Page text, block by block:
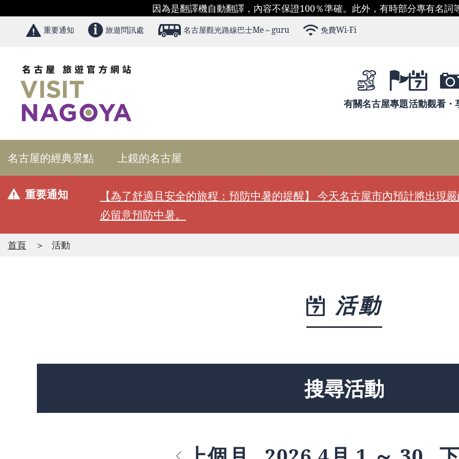
因為是翻譯機自動翻譯，內容不保證100％準確。此外，有時部分專有名詞
重要通知 旅遊問訊處 名古屋觀光路線巴士Me～guru 免費Wi-Fi
有關名古屋專題活動觀看・
名古屋的經典景點 上鏡的名古屋
重要通知
【為了舒適且安全的旅程：預防中暑的提醒】 今天名古屋市內預計將出現
必留意預防中暑。
首頁 活動
活動
搜尋活動